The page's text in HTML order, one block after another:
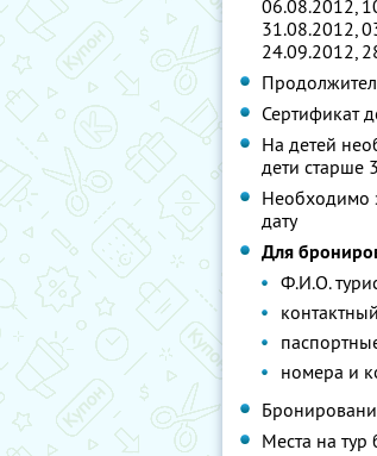
06.08.2012,
31.08.2012,
24.09.2012,
Сертификат
На детей
дети старше
Необходимо
дату
Для
Ф.И.О.
номера и
Места на